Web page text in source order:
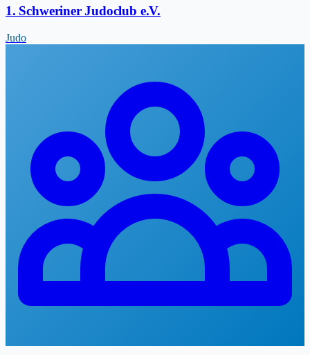
1. Schweriner Judoclub e.V.
Judo